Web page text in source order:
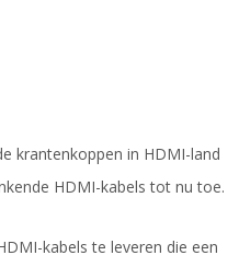
krantenkoppen in HDMI-land
HDMI-kabels tot nu toe.
kabels te leveren die een